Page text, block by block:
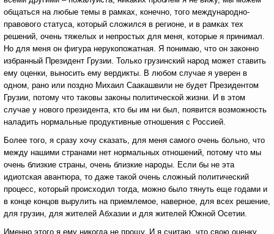
общаться на любые темы в рамках, конечно, того международно-
правового статуса, который сложился в регионе, и в рамках тех
решений, очень тяжелых и непростых для меня, которые я принимал.
Но для меня он фигура нерукопожатная. Я понимаю, что он законно
избранный Президент Грузии. Только грузинский народ может ставить
ему оценки, выносить ему вердикты. В любом случае я уверен в
одном, рано или поздно Михаил Саакашвили не будет Президентом
Грузии, потому что таковы законы политической жизни. И в этом
случае у нового президента, кто бы им ни был, появится возможность
наладить нормальные продуктивные отношения с Россией.
Более того, я сразу хочу сказать, для меня самого очень больно, что
между нашими странами нет нормальных отношений, потому что мы
очень близкие страны, очень близкие народы. Если бы не эта
идиотская авантюра, то даже такой очень сложный политический
процесс, который происходил тогда, можно было тянуть еще годами и
в конце концов вырулить на приемлемое, наверное, для всех решение,
для грузин, для жителей Абхазии и для жителей Южной Осетии.
Именно этого я ему никогда не прощу. И я считаю, что свою оценку